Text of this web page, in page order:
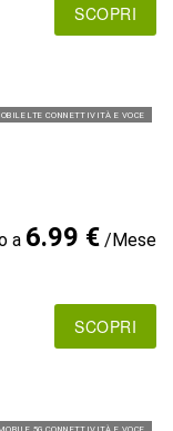
SCOPRI
LTE CONNETTIVITÀ E VOCE
a 6.99 €/Mese
SCOPRI
5G CONNETTIVITÀ E VOCE